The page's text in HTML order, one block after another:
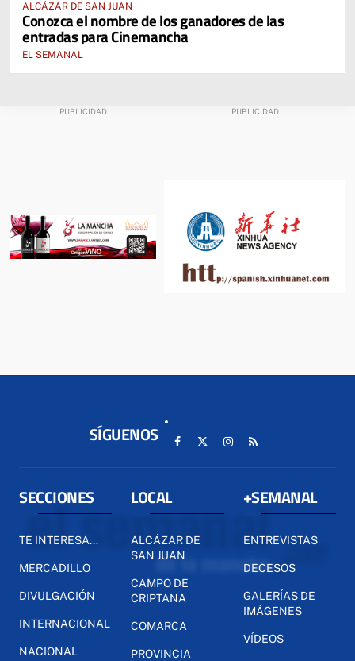
ALCÁZAR DE SAN JUAN
Conozca el nombre de los ganadores de las
entradas para Cinemancha
EL SEMANAL
SÍGUENOS
SECCIONES
TE INTERESA...
MERCADILLO
DIVULGACIÓN
INTERNACIONAL
NACIONAL
LOCAL
ALCÁZAR DE
SAN JUAN
CAMPO DE
CRIPTANA
COMARCA
PROVINCIA
+SEMANAL
ENTREVISTAS
DECESOS
GALERÍAS DE
IMÁGENES
VÍDEOS